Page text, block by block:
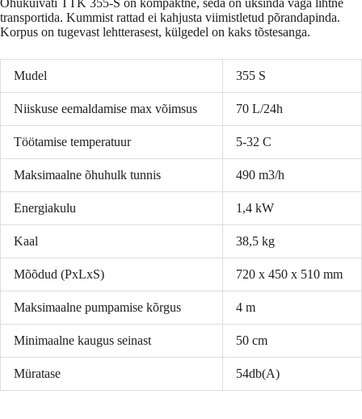
transportida. Kummist rattad ei kahjusta viimistletud põrandapinda.
Korpus on tugevast lehtterasest, külgedel on kaks tõstesanga.
Mudel 355 S
Niiskuse eemaldamise max võimsus 70 L/24h
Töötamise temperatuur 5-32 C
Maksimaalne õhuhulk tunnis 490 m3/h
Energiakulu 1,4 kW
Kaal 38,5 kg
Mõõdud (PxLxS) 720 x 450 x 510 mm
Maksimaalne pumpamise kõrgus 4 m
Minimaalne kaugus seinast 50 cm
Müratase 54db(A)